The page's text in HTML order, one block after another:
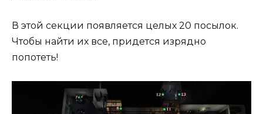
В этой секции появляется целых 20 посылок.
Чтобы найти их все, придется изрядно
попотеть!